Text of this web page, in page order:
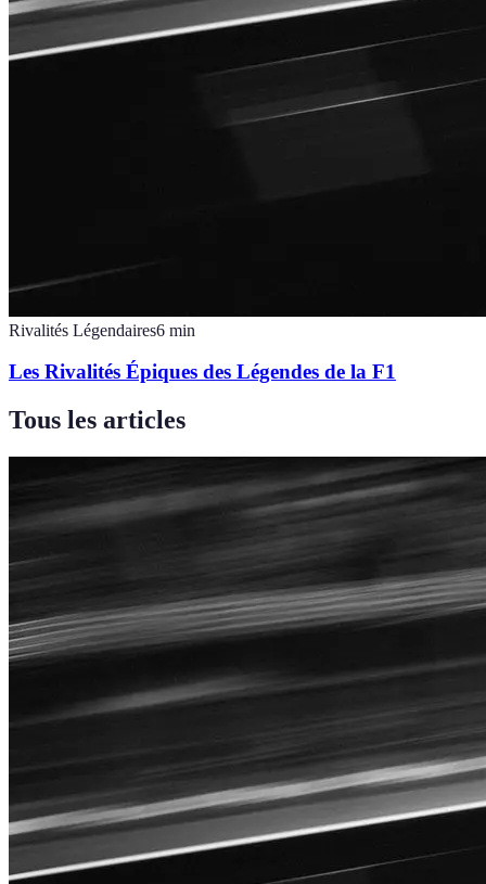
Rivalités Légendaires6 min
Les Rivalités Épiques des Légendes de la F1
Tous les articles